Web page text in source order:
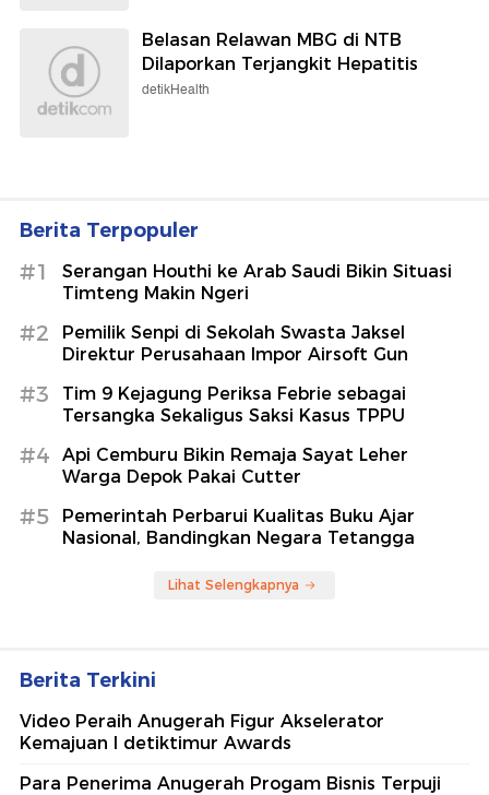
Belasan Relawan MBG di NTB
Dilaporkan Terjangkit Hepatitis
detikHealth
Berita Terpopuler
#1
Serangan Houthi ke Arab Saudi Bikin Situasi
Timteng Makin Ngeri
#2
Pemilik Senpi di Sekolah Swasta Jaksel
Direktur Perusahaan Impor Airsoft Gun
#3
Tim 9 Kejagung Periksa Febrie sebagai
Tersangka Sekaligus Saksi Kasus TPPU
#4
Api Cemburu Bikin Remaja Sayat Leher
Warga Depok Pakai Cutter
#5
Pemerintah Perbarui Kualitas Buku Ajar
Nasional, Bandingkan Negara Tetangga
Lihat Selengkapnya
Berita Terkini
Video Peraih Anugerah Figur Akselerator
Kemajuan I detiktimur Awards
Para Penerima Anugerah Progam Bisnis Terpuji